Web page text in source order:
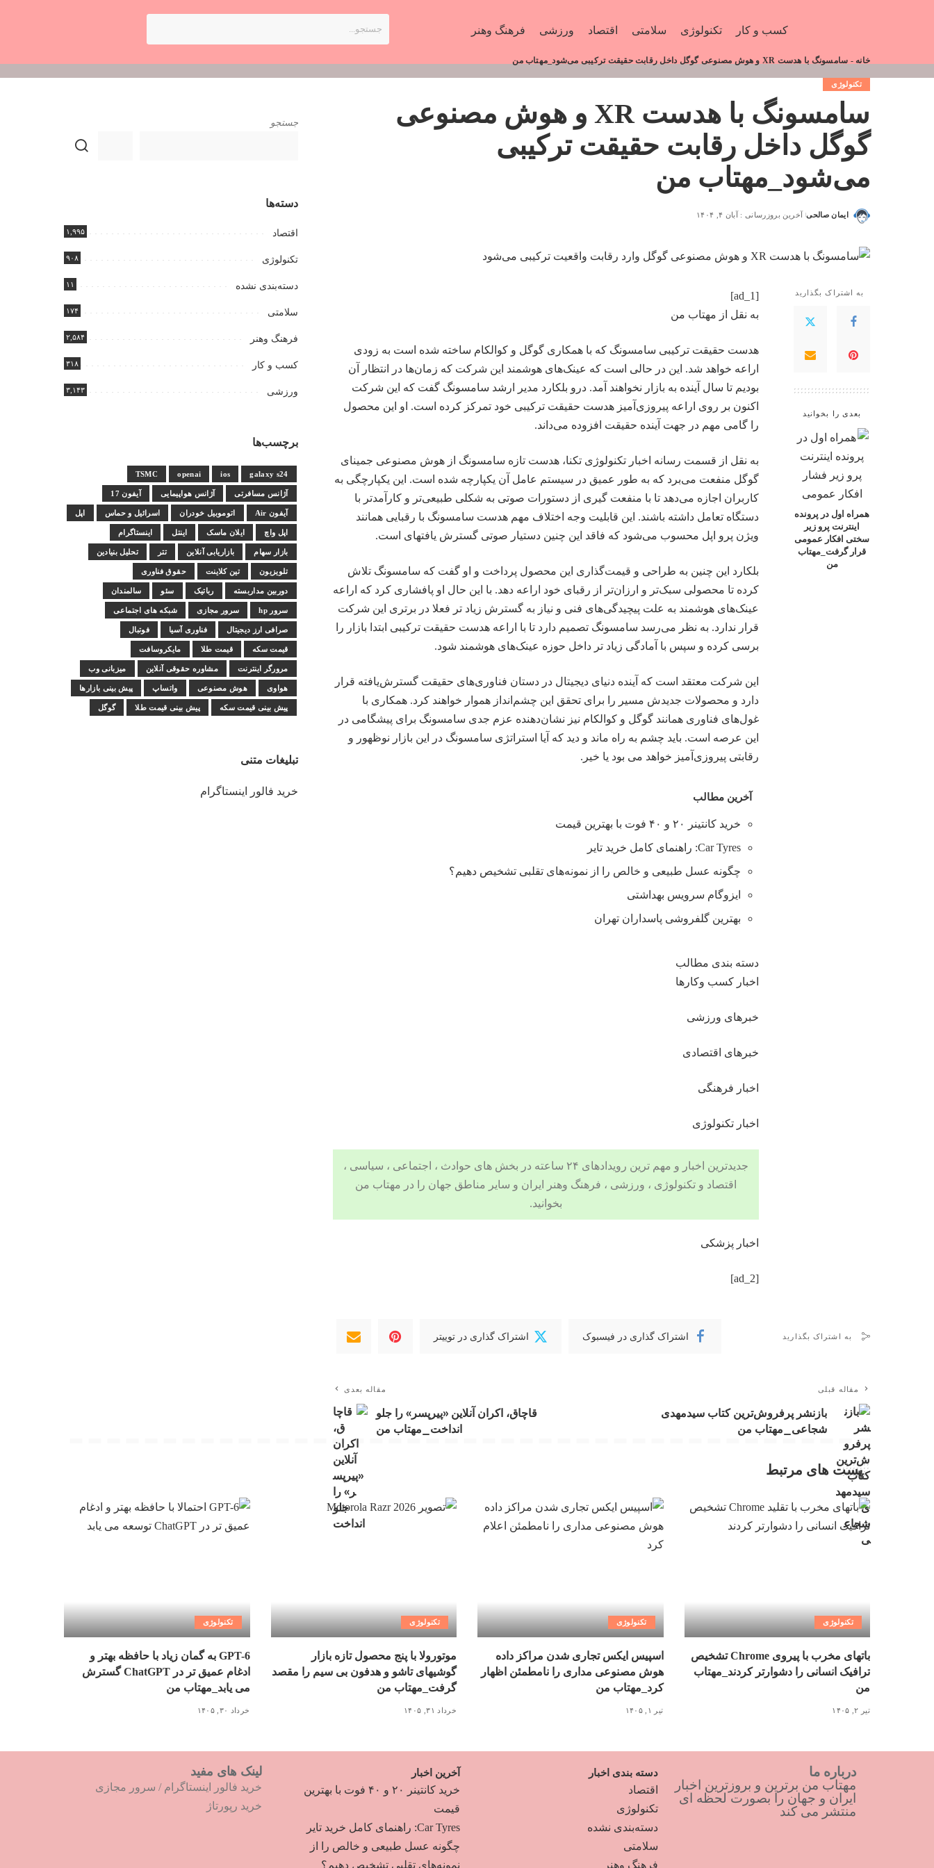
کسب و کار تکنولوژی سلامتی اقتصاد ورزشی فرهنگ وهنر
خانه - سامسونگ با هدست XR و هوش مصنوعی گوگل داخل رقابت حقیقت ترکیبی می‌شود_مهتاب من
تکنولوژی
سامسونگ با هدست XR و هوش مصنوعی
گوگل داخل رقابت حقیقت ترکیبی
می‌شود_مهتاب من
ایمان صالحی آخرین بروزرسانی : آبان ۴, ۱۴۰۴
به اشتراک بگذارید
بعدی را بخوانید
همراه اول در پرونده
اینترنت پرو زیر
سختی افکار عمومی
قرار گرفت_مهتاب
من
[ad_1]
به نقل از مهتاب من
هدست حقیقت ترکیبی سامسونگ که با همکاری گوگل و کوالکام ساخته شده است به زودی
اراعه خواهد شد. این در حالی است که عینک‌های هوشمند این شرکت که زمان‌ها در انتظار آن
بودیم تا سال آینده به بازار نخواهند آمد. درو بلکارد مدیر ارشد سامسونگ گفت که این شرکت
اکنون بر روی اراعه پیروزی‌آمیز هدست حقیقت ترکیبی خود تمرکز کرده است. او این محصول
را گامی مهم در جهت آینده حقیقت افزوده می‌داند.
به نقل از قسمت رسانه اخبار تکنولوژی تکنا، هدست تازه سامسونگ از هوش مصنوعی جمینای
گوگل منفعت می‌برد که به طور عمیق در سیستم عامل آن یکپارچه شده است. این یکپارچگی به
کاربران اجازه می‌دهد تا با منفعت گیری از دستورات صوتی به شکلی طبیعی‌تر و کارآمدتر با
دستگاه تعامل داشته باشند. این قابلیت وجه اختلاف مهم هدست سامسونگ با رقبایی همانند
ویژن پرو اپل محسوب می‌شود که فاقد این چنین دستیار صوتی گسترش یافتهای است.
بلکارد این چنین به طراحی و قیمت‌گذاری این محصول پرداخت و او گفت که سامسونگ تلاش
کرده تا محصولی سبک‌تر و ارزان‌تر از رقبای خود اراعه دهد. با این حال او پافشاری کرد که اراعه
عینک‌های هوشمند به علت پیچیدگی‌های فنی و نیاز به گسترش زیاد تر فعلا در برتری این شرکت
قرار ندارد. به نظر می‌رسد سامسونگ تصمیم دارد تا با اراعه هدست حقیقت ترکیبی ابتدا بازار را
برسی کرده و سپس با آمادگی زیاد تر داخل حوزه عینک‌های هوشمند شود.
این شرکت معتقد است که آینده دنیای دیجیتال در دستان فناوری‌های حقیقت گسترش‌یافته قرار
دارد و محصولات جدیدش مسیر را برای تحقق این چشم‌انداز هموار خواهند کرد. همکاری با
غول‌های فناوری همانند گوگل و کوالکام نیز نشان‌دهنده عزم جدی سامسونگ برای پیشگامی در
این عرصه است. باید چشم به راه ماند و دید که آیا استراتژی سامسونگ در این بازار نوظهور و
رقابتی پیروزی‌آمیز خواهد می بود یا خیر.
آخرین مطالب
خرید کانتینر ۲۰ و ۴۰ فوت با بهترین قیمت
Car Tyres: راهنمای کامل خرید تایر
چگونه عسل طبیعی و خالص را از نمونه‌های تقلبی تشخیص دهیم؟
ایزوگام سرویس بهداشتی
بهترین گلفروشی پاسداران تهران
دسته بندی مطالب
اخبار کسب وکارها
خبرهای ورزشی
خبرهای اقتصادی
اخبار فرهنگی
اخبار تکنولوژی
جدیدترین اخبار و مهم ترین رویدادهای ۲۴ ساعته در بخش های حوادث ، اجتماعی ، سیاسی ،
اقتصاد و تکنولوژی ، ورزشی ، فرهنگ وهنر ایران و سایر مناطق جهان را در مهتاب من
بخوانید.
اخبار پزشکی
[ad_2]
به اشتراک بگذارید اشتراک گذاری در فیسبوک اشتراک گذاری در توییتر
مقاله قبلی
بازنشر پرفروش‌ترین کتاب سیدمهدی
شجاعی_مهتاب من
مقاله بعدی
قاچاق، اکران آنلاین «پیرپسر» را جلو
انداخت_مهتاب من
جستجو
دسته‌ها
اقتصاد ۱,۹۹۵
تکنولوژی ۹۰۸
دسته‌بندی نشده ۱۱
سلامتی ۱۷۴
فرهنگ وهنر ۲,۵۸۴
کسب و کار ۳۱۸
ورزشی ۳,۱۴۳
برچسب‌ها
galaxy s24
ios
openai
TSMC
آژانس مسافرتی آژانس هواپیمایی آیفون 17
آیفون Air اتوموبیل خودران اسرائیل و حماس اپل
اپل واچ ایلان ماسک اینتل اینستاگرام
بازار سهام بازاریابی آنلاین تتر تحلیل بنیادین
تلویزیون تین کلاینت حقوق فناوری
دوربین مداربسته رباتیک سئو سالمندان
سرور hp سرور مجازی شبکه های اجتماعی
صرافی ارز دیجیتال فناوری آسیا فوتبال
قیمت سکه قیمت طلا مایکروسافت
مرورگر اینترنت مشاوره حقوقی آنلاین میزبانی وب
هواوی هوش مصنوعی واتساپ پیش بینی بازارها
پیش بینی قیمت سکه پیش بینی قیمت طلا گوگل
تبلیغات متنی
خرید فالور اینستاگرام
پست های مرتبط
تکنولوژی
باتهای مخرب با پیروی Chrome تشخیص
ترافیک انسانی را دشوارتر کردند_مهتاب
من
تیر ۲, ۱۴۰۵
تکنولوژی
اسپیس ایکس تجاری شدن مراکز داده
هوش مصنوعی مداری را نامطمئن اظهار
کرد_مهتاب من
تیر ۱, ۱۴۰۵
تکنولوژی
موتورولا با پنج محصول تازه بازار
گوشیهای تاشو و هدفون بی سیم را مقصد
گرفت_مهتاب من
خرداد ۳۱, ۱۴۰۵
تکنولوژی
GPT-6 به گمان زیاد با حافظه بهتر و
ادغام عمیق تر در ChatGPT گسترش
می یابد_مهتاب من
خرداد ۳۰, ۱۴۰۵
درباره ما
مهتاب من برترین و بروزترین اخبار
ایران و جهان را بصورت لحظه ای
منتشر می کند
دسته بندی اخبار
اقتصاد
تکنولوژی
دسته‌بندی نشده
سلامتی
فرهنگ وهنر
آخرین اخبار
خرید کانتینر ۲۰ و ۴۰ فوت با بهترین
قیمت
Car Tyres: راهنمای کامل خرید تایر
چگونه عسل طبیعی و خالص را از
نمونه‌های تقلبی تشخیص دهیم؟
لینک های مفید
خرید فالور اینستاگرام / سرور مجازی
خرید رپورتاژ